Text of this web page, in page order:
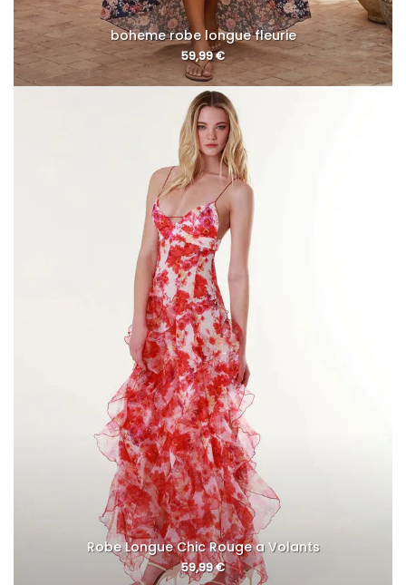
boheme robe longue fleurie
59,99€
Robe Longue Chic Rouge a Volants
59,99€